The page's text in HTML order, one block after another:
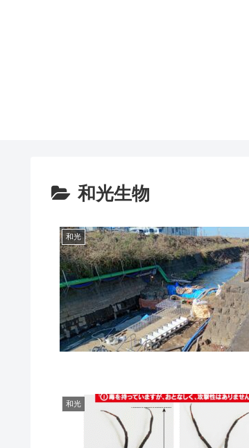
和光生物
和光
和光